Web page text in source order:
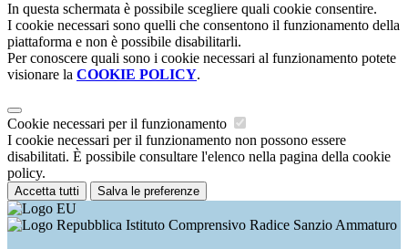
In questa schermata è possibile scegliere quali cookie consentire.
I cookie necessari sono quelli che consentono il funzionamento della
piattaforma e non è possibile disabilitarli.
Per conoscere quali sono i cookie necessari al funzionamento potete
visionare la COOKIE POLICY.
Cookie necessari per il funzionamento
I cookie necessari per il funzionamento non possono essere
disabilitati. È possibile consultare l'elenco nella pagina della cookie
policy.
Accetta tutti Salva le preferenze
Istituto Comprensivo Radice Sanzio Ammaturo